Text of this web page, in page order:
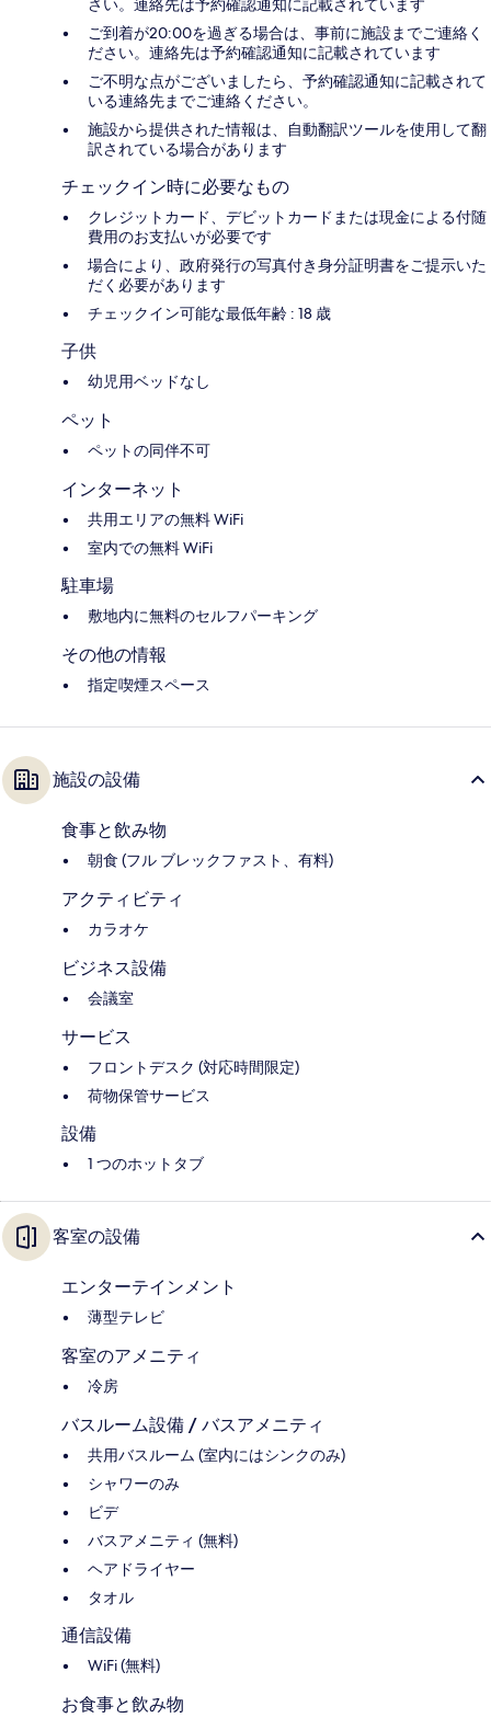
さい。連絡先は予約確認通知に記載されています
ご到着が20:00を過ぎる場合は、事前に施設までご連絡く
ださい。連絡先は予約確認通知に記載されています
ご不明な点がございましたら、予約確認通知に記載されて
いる連絡先までご連絡ください。
施設から提供された情報は、自動翻訳ツールを使用して翻
訳されている場合があります
チェックイン時に必要なもの
クレジットカード、デビットカードまたは現金による付随
費用のお支払いが必要です
場合により、政府発行の写真付き身分証明書をご提示いた
だく必要があります
チェックイン可能な最低年齢 : 18 歳
子供
幼児用ベッドなし
ペット
ペットの同伴不可
インターネット
共用エリアの無料 WiFi
室内での無料 WiFi
駐車場
敷地内に無料のセルフパーキング
その他の情報
指定喫煙スペース
施設の設備
食事と飲み物
朝食 (フル ブレックファスト、有料)
アクティビティ
カラオケ
ビジネス設備
会議室
サービス
フロントデスク (対応時間限定)
荷物保管サービス
設備
1 つのホットタブ
客室の設備
エンターテインメント
薄型テレビ
客室のアメニティ
冷房
バスルーム設備 / バスアメニティ
共用バスルーム (室内にはシンクのみ)
シャワーのみ
ビデ
バスアメニティ (無料)
ヘアドライヤー
タオル
通信設備
WiFi (無料)
お食事と飲み物